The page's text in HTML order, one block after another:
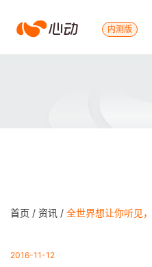
心
内测版
搜索结果
首页 / 资讯 /
2016-11-12